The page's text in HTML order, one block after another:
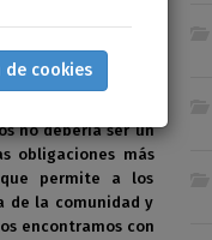
EN
no debería ser un
obligaciones más
permite a los
de la comunidad y
encontramos con
de cookies